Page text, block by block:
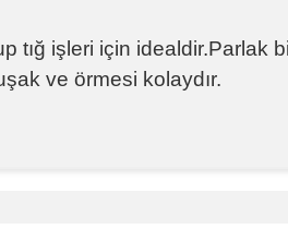
tığ işleri için idealdir.Parlak
ve örmesi kolaydır.